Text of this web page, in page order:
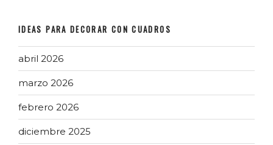
IDEAS PARA DECORAR CON CUADROS
abril 2026
marzo 2026
febrero 2026
diciembre 2025